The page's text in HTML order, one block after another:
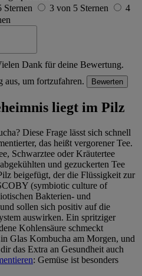
Sternen 3 von 5 Sternen
4
Dank für deine Bewertung.
aus, um fortzufahren.
Bewerten
liegt im Pilz
Diese Frage lässt sich schnell
das heißt vergorener Tee.
Schwarztee oder Kräutertee
und gezuckerten Tee
beigefügt, der die Flüssigkeit zur
(symbiotic culture of
Bakterien- und
sollen sich positiv auf die
auswirken. Ein spritziger
Kohlensäure schmeckt
Glas Kombucha am Morgen, und
das Extra an Gesundheit auch
: Gemüse ist besonders